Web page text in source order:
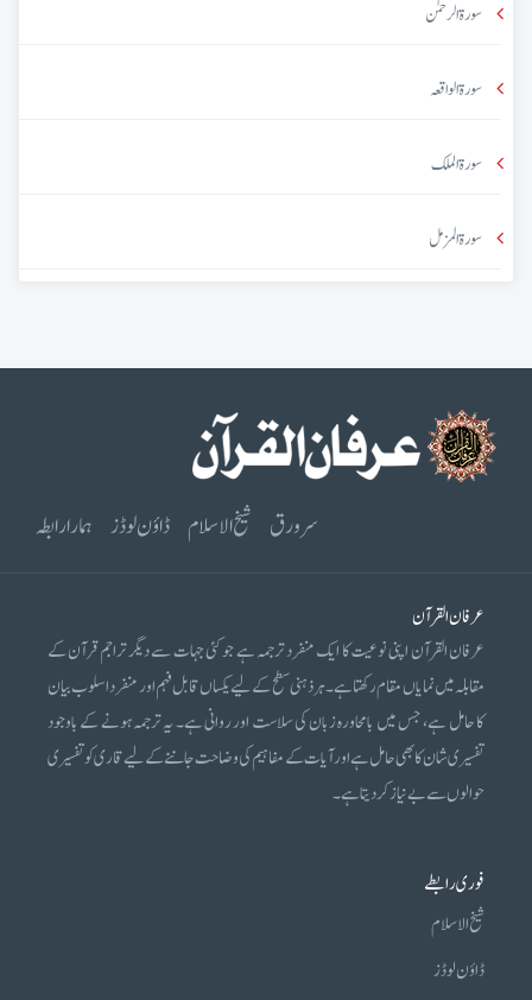
سورۃ الرحمٰن
سورۃ الواقعہ
سورۃ الملک
سورۃ المزمل
سرورق شیخ الاسلام ڈاؤن لوڈز ہمارا رابطہ
عرفان القرآن
عرفان القرآن اپنی نوعیت کا ایک منفرد ترجمہ ہے جو کئی جہات سے دیگر تراجم قرآن کے
مقابلہ میں نمایاں مقام رکھتا ہے۔ ہر ذہنی سطح کے لیے یکساں قابل فہم اور منفرد اسلوب بیان
کا حامل ہے، جس میں بامحاورہ زبان کی سلاست اور روانی ہے۔ یہ ترجمہ ہونے کے باوجود
تفسیری شان کا بھی حامل ہے اور آیات کے مفاہیم کی وضاحت جاننے کے لیے قاری کو تفسیری
حوالوں سے بے نیاز کر دیتا ہے۔
فوری رابطے
شیخ الاسلام
ڈاؤن لوڈز